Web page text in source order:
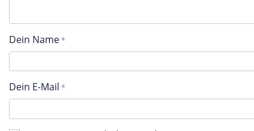
Dein Name
Dein E-Mail